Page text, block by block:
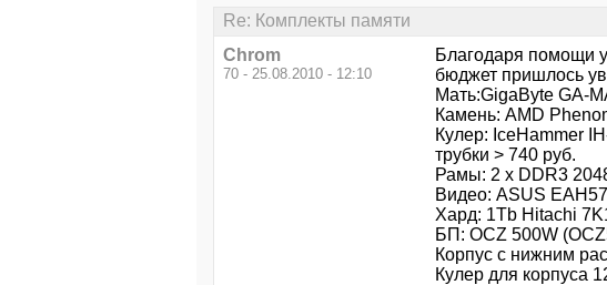
Re: Комплекты памяти
Chrom
70 - 25.08.2010 - 12:10
Благодаря помощи
бюджет пришлось
Мать:GigaByte GA-
Камень: AMD
Кулер: IceHammer
трубки > 740 руб.
Рамы: 2 х DDR3
Видео: ASUS
Хард: 1Tb Hitachi
БП: OCZ 500W
Корпус с нижним
Кулер для корпуса